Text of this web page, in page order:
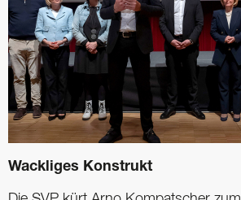
Wackliges Konstrukt